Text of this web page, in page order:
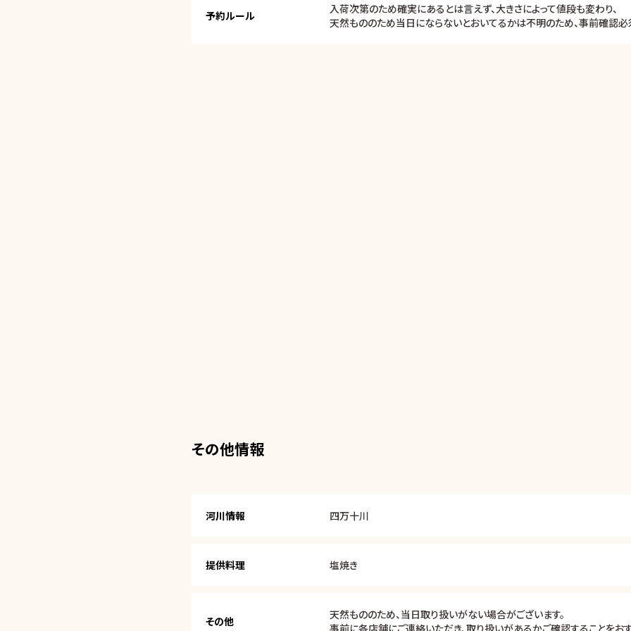
予約ルール
入荷次第のため確実にあるとは言えず、大きさによって値段も変わり、
天然もののため当日にならないとおいてるかは不明のため、事前確認必
その他情報
河川情報 四万十川
提供料理 塩焼き
その他
天然もののため、当日取り扱いがない場合がございます。
事前に各店舗にご連絡いただき、取り扱いがあるかご確認することをお